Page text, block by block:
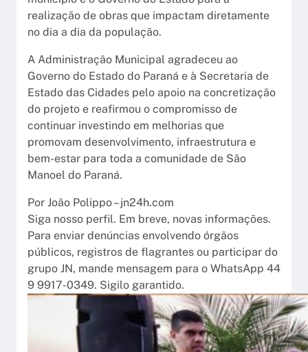
realização de obras que impactam diretamente
no dia a dia da população.
A Administração Municipal agradeceu ao
Governo do Estado do Paraná e à Secretaria de
Estado das Cidades pelo apoio na concretização
do projeto e reafirmou o compromisso de
continuar investindo em melhorias que
promovam desenvolvimento, infraestrutura e
bem-estar para toda a comunidade de São
Manoel do Paraná.
Por João Polippo – jn24h.com
Siga nosso perfil. Em breve, novas informações.
Para enviar denúncias envolvendo órgãos
públicos, registros de flagrantes ou participar do
grupo JN, mande mensagem para o WhatsApp 44
9 9917-0349. Sigilo garantido.